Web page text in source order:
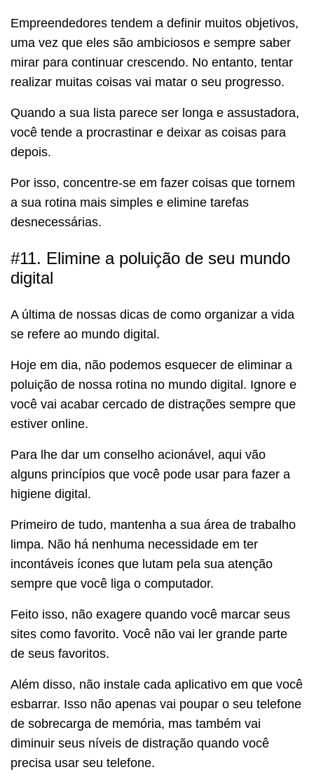
Empreendedores tendem a definir muitos objetivos,
uma vez que eles são ambiciosos e sempre saber
mirar para continuar crescendo. No entanto, tentar
realizar muitas coisas vai matar o seu progresso.
Quando a sua lista parece ser longa e assustadora,
você tende a procrastinar e deixar as coisas para
depois.
Por isso, concentre-se em fazer coisas que tornem
a sua rotina mais simples e elimine tarefas
desnecessárias.
#11. Elimine a poluição de seu mundo
digital
A última de nossas dicas de como organizar a vida
se refere ao mundo digital.
Hoje em dia, não podemos esquecer de eliminar a
poluição de nossa rotina no mundo digital. Ignore e
você vai acabar cercado de distrações sempre que
estiver online.
Para lhe dar um conselho acionável, aqui vão
alguns princípios que você pode usar para fazer a
higiene digital.
Primeiro de tudo, mantenha a sua área de trabalho
limpa. Não há nenhuma necessidade em ter
incontáveis ícones que lutam pela sua atenção
sempre que você liga o computador.
Feito isso, não exagere quando você marcar seus
sites como favorito. Você não vai ler grande parte
de seus favoritos.
Além disso, não instale cada aplicativo em que você
esbarrar. Isso não apenas vai poupar o seu telefone
de sobrecarga de memória, mas também vai
diminuir seus níveis de distração quando você
precisa usar seu telefone.